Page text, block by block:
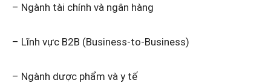
– Ngành tài chính và ngân hàng
– Lĩnh vực B2B (Business-to-Business)
– Ngành dược phẩm và y tế